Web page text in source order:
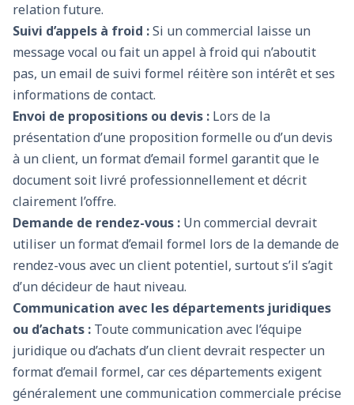
relation future.
Suivi d’appels à froid :Si un commercial laisse un
message vocal ou fait un appel à froid qui n’aboutit
pas, un email de suivi formel réitère son intérêt et ses
informations de contact.
Envoi de propositions ou devis : Lors de la
présentation d’une proposition formelle ou d’un devis
à un client, un format d’email formel garantit que le
document soit livré professionnellement et décrit
clairement l’offre.
Demande de rendez-vous : Un commercial devrait
utiliser un format d’email formel lors de la demande de
rendez-vous avec un client potentiel, surtout s’il s’agit
d’un décideur de haut niveau.
Communication avec les départements juridiques
ou d’achats : Toute communication avec l’équipe
juridique ou d’achats d’un client devrait respecter un
format d’email formel, car ces départements exigent
généralement une communication commerciale précise